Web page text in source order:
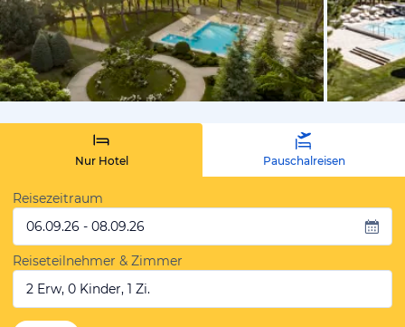
vom
Nur Hotel Pauschalreisen
Reisezeitraum
06.09.26 - 08.09.26
Reiseteilnehmer & Zimmer
2 Erw, 0 Kinder, 1 Zi.